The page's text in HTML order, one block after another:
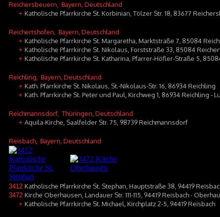
Reichersbeuern , Bayern, Deutschland
+ Katholische Pfarrkirche St. Korbinian, Tölzer Str. 18, 83677
Reichertshofen , Bayern, Deutschland
+ Katholische Pfarrkirche St. Margaretha, Marktstraße 7, 85084
+ Katholische Pfarrkirche St. Nikolaus, Forststraße 33, 85084
+ Katholische Pfarrkirche St. Katharina, Pfarrer-Höfler-Straße 5,
Reichling , Bayern, Deutschland
+ Kath. Pfarrkirche St. Nikolaus, St.-Nikolaus-Str. 16, 86934 Reichling
+ Kath. Pfarrkirche St. Peter und Paul, Kirchweg 1, 86934 Reichling -
Reichmannsdorf , Thüringen, Deutschland
+ Aquila-Kirche, Saalfelder Str. 75, 98739 Reichmannsdorf
Reisbach , Bayern, Deutschland
3412 Katholische Pfarrkirche St. Stephan, Hauptstraße 38, 94419
3472 Kirche Oberhausen, Landauer Str. 111-115, 94419 Reisbach -
+ Katholische Pfarrkirche St. Michael, Kirchplatz 2-5, 94419 Reisbach